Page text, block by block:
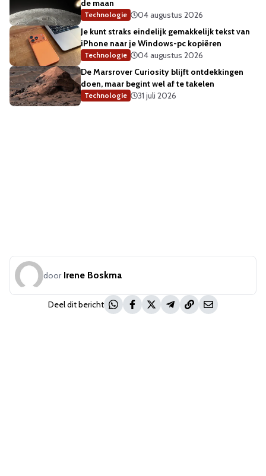
de maan
Technologie
04 augustus 2026
Je kunt straks eindelijk gemakkelijk tekst van
iPhone naar je Windows-pc kopiëren
Technologie
04 augustus 2026
De Marsrover Curiosity blijft ontdekkingen
doen, maar begint wel af te takelen
Technologie 31 juli 2026
door Irene Boskma
Deel dit bericht